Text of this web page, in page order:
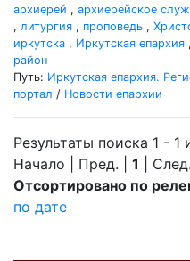
архиерей , архиерейское
, литургия , проповедь ,
иркутска , Иркутская епархия ,
район
Путь: Иркутская епархия.
портал / Новости епархии
Результаты поиска 1 - 1
Начало | Пред. | 1 |
Отсортировано по
по дате